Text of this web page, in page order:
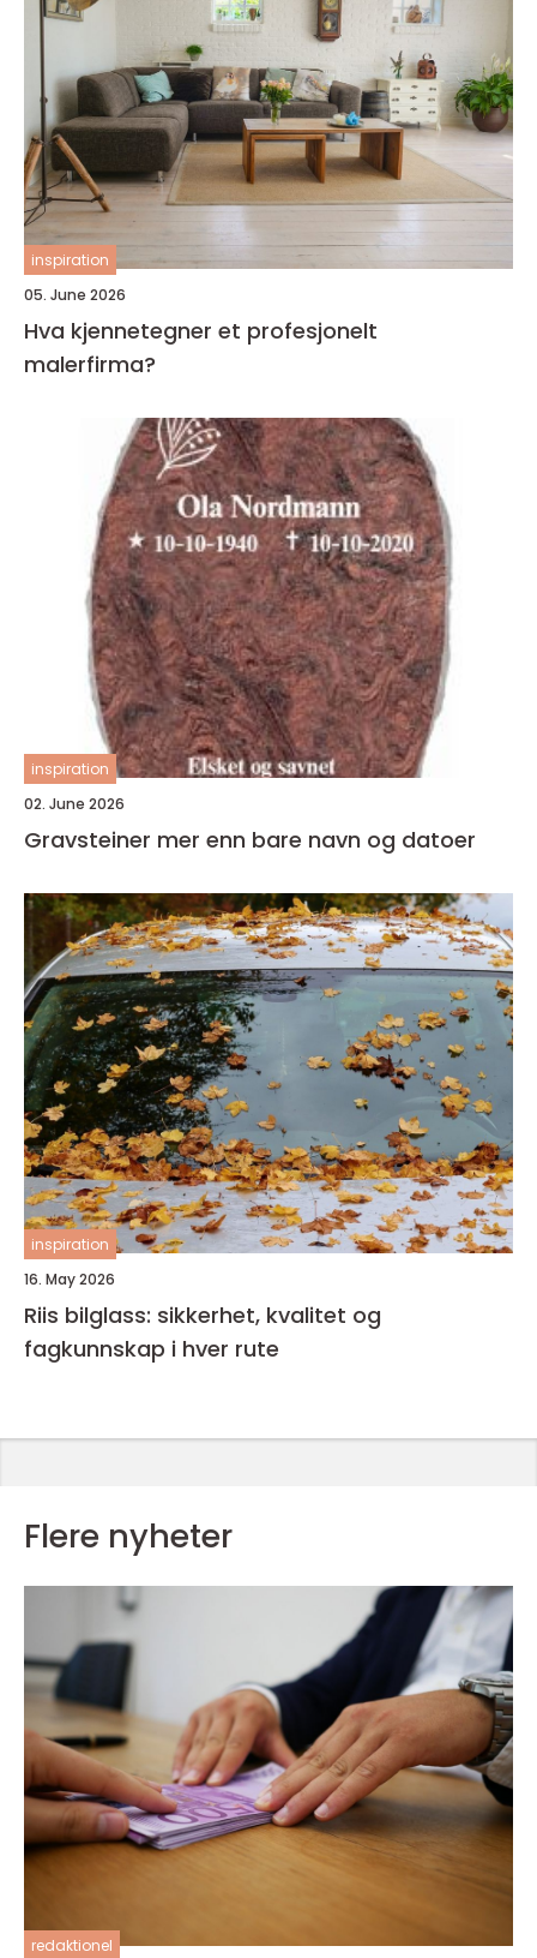
inspiration
05. June 2026
Hva kjennetegner et profesjonelt
malerfirma?
inspiration
02. June 2026
Gravsteiner mer enn bare navn og datoer
inspiration
16. May 2026
Riis bilglass: sikkerhet, kvalitet og
fagkunnskap i hver rute
Flere nyheter
redaktionel